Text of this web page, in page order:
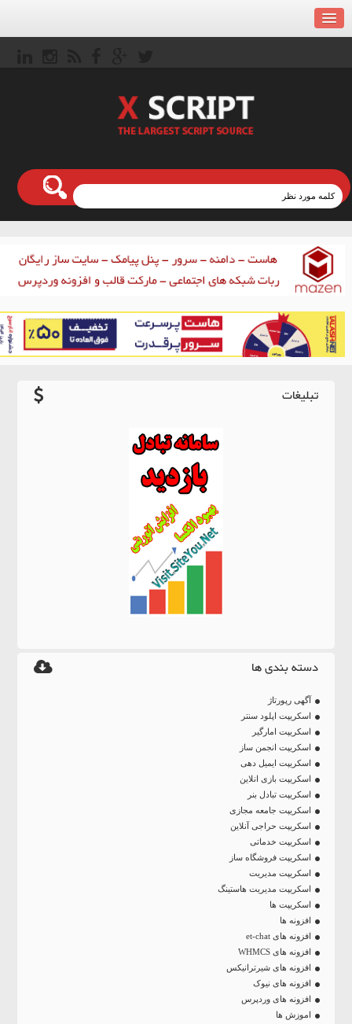
تبلیغات
دسته بندی ها
آگهی رپورتاژ
اسکریپت اپلود سنتر
اسکریپت امارگیر
اسکریپت انجمن ساز
اسکریپت ایمیل دهی
اسکریپت بازی انلاین
اسکریپت تبادل بنر
اسکریپت جامعه مجازی
اسکریپت حراجی آنلاین
اسکریپت خدماتی
اسکریپت فروشگاه ساز
اسکریپت مدیریت
اسکریپت مدیریت هاستینگ
اسکریپت ها
افزونه ها
افزونه های et-chat
افزونه های WHMCS
افزونه های شیرترانیکس
افزونه های نیوک
افزونه های وردپرس
اموزش ها